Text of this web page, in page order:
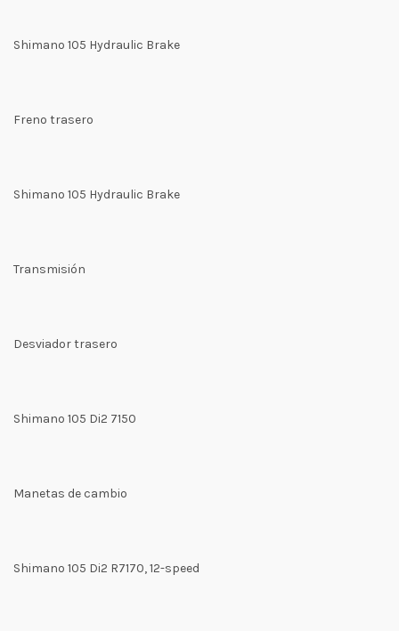
Shimano 105 Hydraulic Brake
Freno trasero
Shimano 105 Hydraulic Brake
Transmisión
Desviador trasero
Shimano 105 Di2 7150
Manetas de cambio
Shimano 105 Di2 R7170, 12-speed